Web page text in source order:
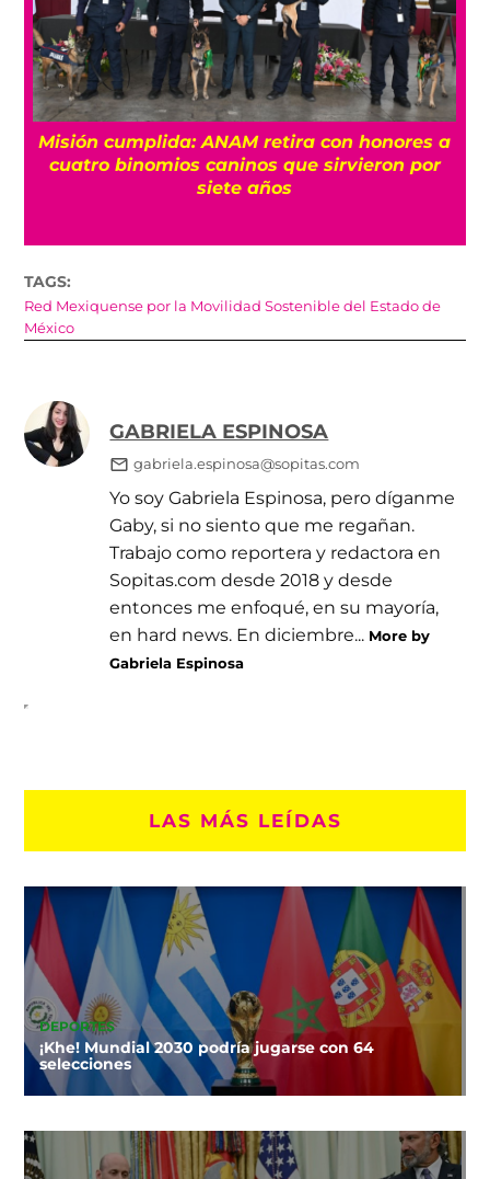
Misión cumplida: ANAM retira con honores a
cuatro binomios caninos que sirvieron por
siete años
TAGS:
Red Mexiquense por la Movilidad Sostenible del Estado de
México
GABRIELA ESPINOSA
gabriela.espinosa@sopitas.com
Yo soy Gabriela Espinosa, pero díganme
Gaby, si no siento que me regañan.
Trabajo como reportera y redactora en
Sopitas.com desde 2018 y desde
entonces me enfoqué, en su mayoría,
en hard news. En diciembre... More by
Gabriela Espinosa
LAS MÁS LEÍDAS
DEPORTES
¡Khe! Mundial 2030 podría jugarse con 64
selecciones